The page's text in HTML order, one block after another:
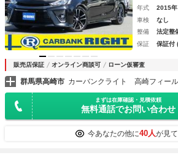
年式 2015年
車検
なし
整備
法定整
保証
保証付
販売店保証 オンライン商談可 ローン仮審査
群馬県高崎市 カーバンクライト 高崎フィー
まずは在庫確認・見積依頼
無料通話でお問い合わせ
今あなたの他に40人が見